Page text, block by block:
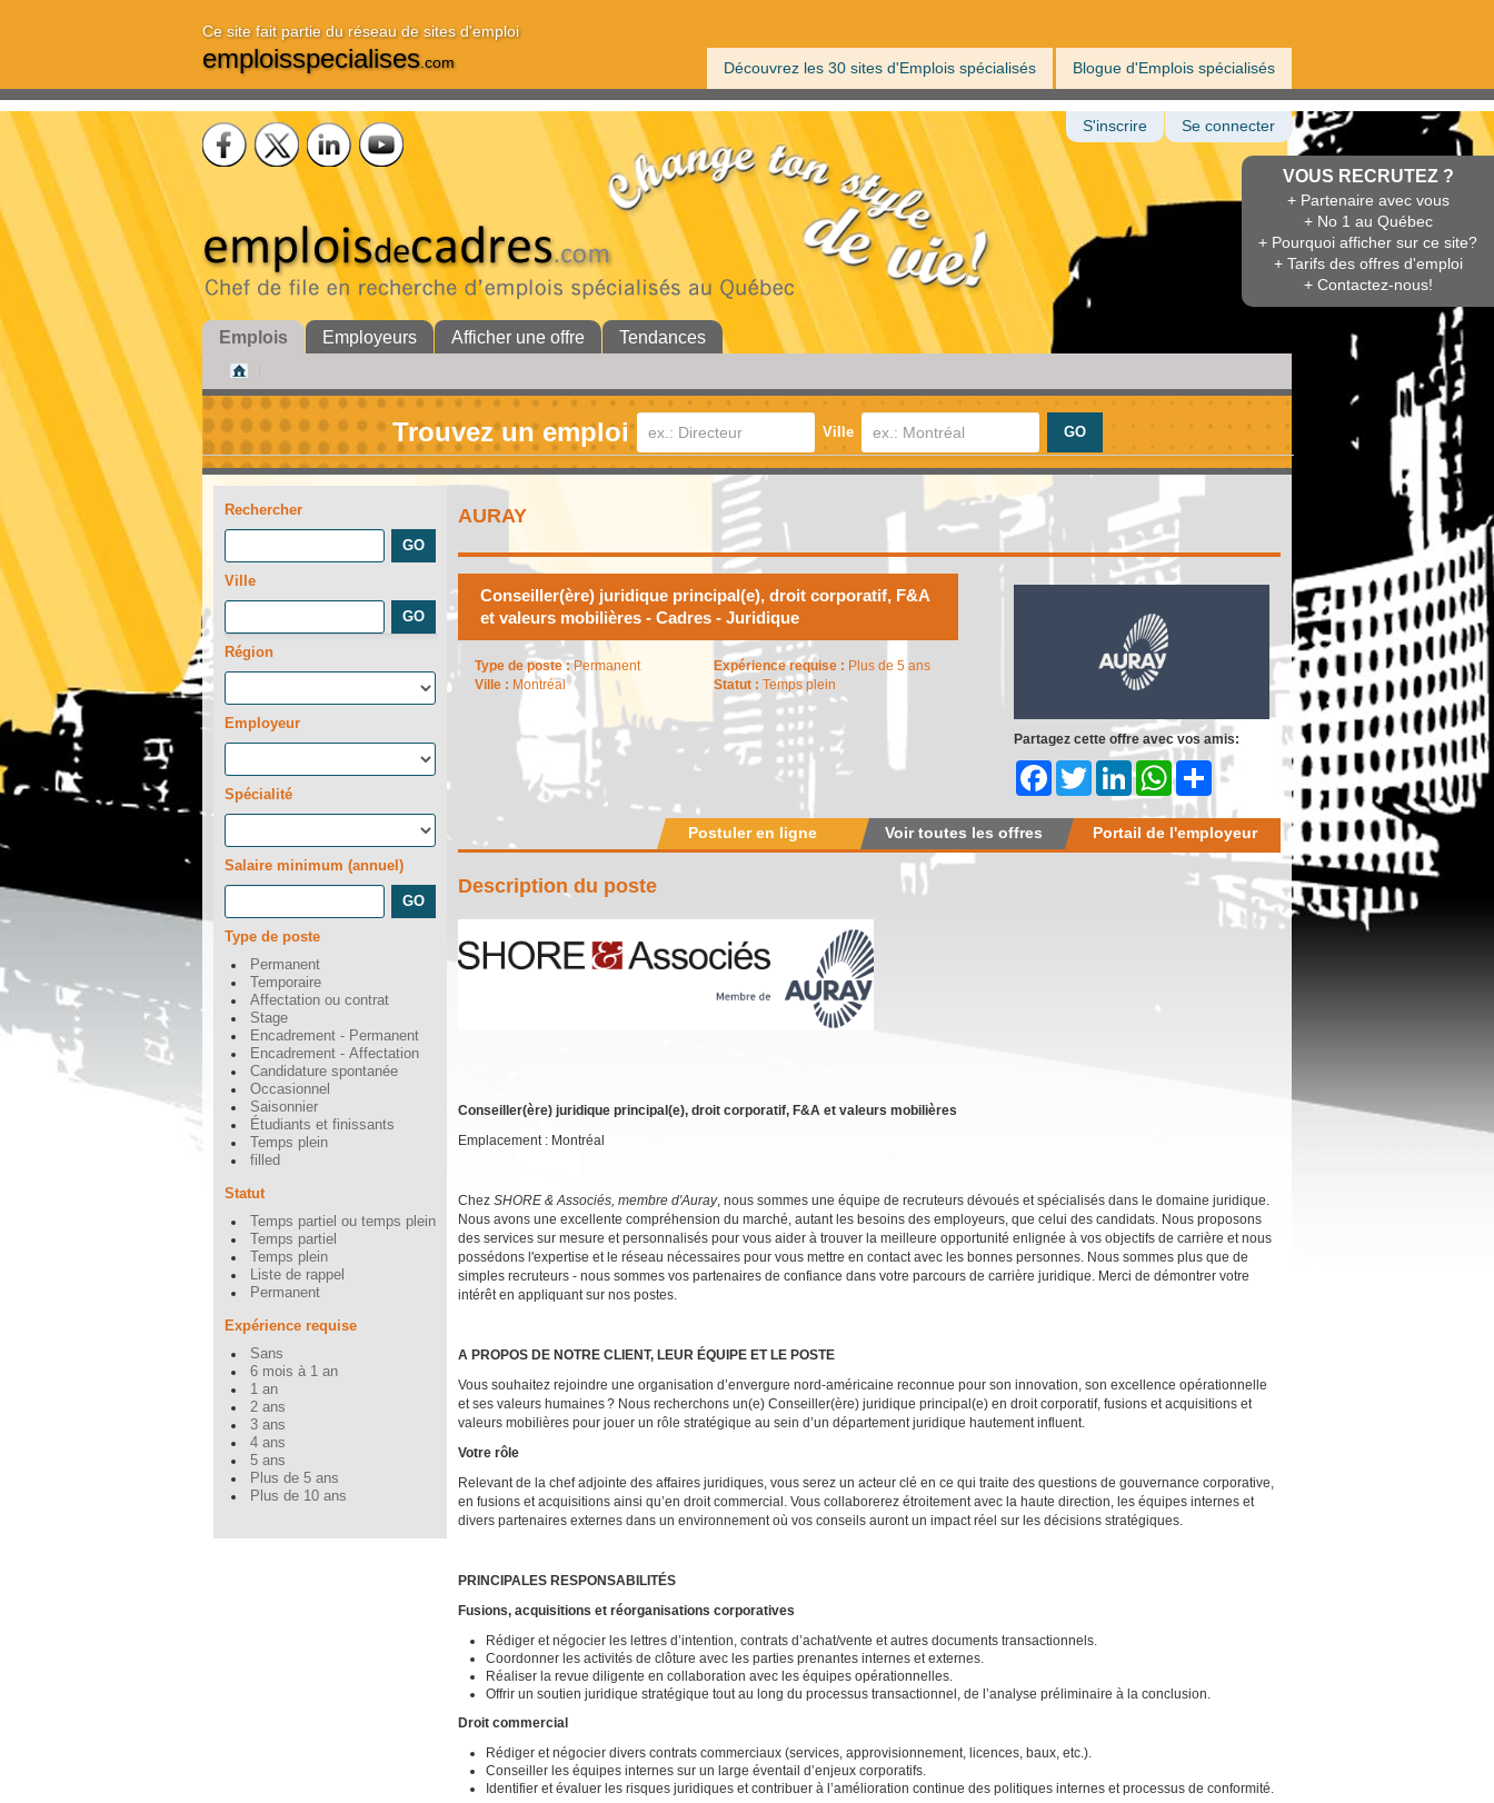
Ce site fait partie du réseau de sites d'emploi
emploisspecialises.com Découvrez les 30 sites d'Emplois spécialisés Blogue d'Emplois spécialisés
VOUS RECRUTEZ ?
+ Partenaire avec vous
+ No 1 au Québec
+ Pourquoi afficher sur ce site?
+ Tarifs des offres d'emploi
+ Contactez-nous!
S'inscrire Se connecter
Emplois Employeurs Afficher une offre Tendances
Trouvez un emploi Ville
Rechercher
Ville
Région
Employeur
Spécialité
Salaire minimum (annuel)
Type de poste
Permanent
Temporaire
Affectation ou contrat
Stage
Encadrement - Permanent
Encadrement - Affectation
Candidature spontanée
Occasionnel
Saisonnier
Étudiants et finissants
Temps plein
filled
Statut
Temps partiel ou temps plein
Temps partiel
Temps plein
Liste de rappel
Permanent
Expérience requise
Sans
6 mois à 1 an
1 an
2 ans
3 ans
4 ans
5 ans
Plus de 5 ans
Plus de 10 ans
AURAY
Conseiller(ère) juridique principal(e), droit corporatif, F&A
et valeurs mobilières - Cadres - Juridique
Type de poste :Permanent
Ville : Montréal
Expérience requise : Plus de 5 ans
Statut : Temps plein
Partagez cette offre avec vos amis:
FacebookTwitter LinkedInWhatsApp
Share
Portail de l'employeur
Voir toutes les offres
Postuler en ligne
Description du poste
Conseiller(ère) juridique principal(e), droit corporatif, F&A et valeurs mobilières
Emplacement : Montréal
Chez SHORE & Associés, membre d'Auray, nous sommes une équipe de recruteurs dévoués et spécialisés dans le domaine juridique.
Nous avons une excellente compréhension du marché, autant les besoins des employeurs, que celui des candidats. Nous proposons
des services sur mesure et personnalisés pour vous aider à trouver la meilleure opportunité enlignée à vos objectifs de carrière et nous
possédons l'expertise et le réseau nécessaires pour vous mettre en contact avec les bonnes personnes. Nous sommes plus que de
simples recruteurs - nous sommes vos partenaires de confiance dans votre parcours de carrière juridique. Merci de démontrer votre
intérêt en appliquant sur nos postes.
A PROPOS DE NOTRE CLIENT, LEUR ÉQUIPE ET LE POSTE
Vous souhaitez rejoindre une organisation d’envergure nord-américaine reconnue pour son innovation, son excellence opérationnelle
et ses valeurs humaines ? Nous recherchons un(e) Conseiller(ère) juridique principal(e) en droit corporatif, fusions et acquisitions et
valeurs mobilières pour jouer un rôle stratégique au sein d’un département juridique hautement influent.
Votre rôle
Relevant de la chef adjointe des affaires juridiques, vous serez un acteur clé en ce qui traite des questions de gouvernance corporative,
en fusions et acquisitions ainsi qu’en droit commercial. Vous collaborerez étroitement avec la haute direction, les équipes internes et
divers partenaires externes dans un environnement où vos conseils auront un impact réel sur les décisions stratégiques.
PRINCIPALES RESPONSABILITÉS
Fusions, acquisitions et réorganisations corporatives
Rédiger et négocier les lettres d’intention, contrats d’achat/vente et autres documents transactionnels.
Coordonner les activités de clôture avec les parties prenantes internes et externes.
Réaliser la revue diligente en collaboration avec les équipes opérationnelles.
Offrir un soutien juridique stratégique tout au long du processus transactionnel, de l’analyse préliminaire à la conclusion.
Droit commercial
Rédiger et négocier divers contrats commerciaux (services, approvisionnement, licences, baux, etc.).
Conseiller les équipes internes sur un large éventail d’enjeux corporatifs.
Identifier et évaluer les risques juridiques et contribuer à l’amélioration continue des politiques internes et processus de conformité.